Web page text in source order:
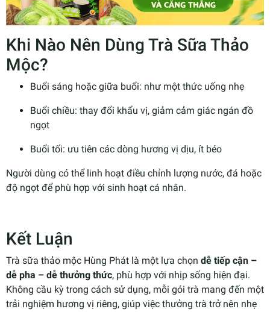
Khi Nào Nên Dùng Trà Sữa Thảo
Mộc?
Buổi sáng hoặc giữa buổi: như một thức uống nhẹ
Buổi chiều: thay đổi khẩu vị, giảm cảm giác ngán đồ
ngọt
Buổi tối: ưu tiên các dòng hương vị dịu, ít béo
Người dùng có thể linh hoạt điều chỉnh lượng nước, đá hoặc
độ ngọt để phù hợp với sinh hoạt cá nhân.
Kết Luận
Trà sữa thảo mộc Hùng Phát là một lựa chọn dễ tiếp cận –
dễ pha – dễ thưởng thức, phù hợp với nhịp sống hiện đại.
Không cầu kỳ trong cách sử dụng, mỗi gói trà mang đến một
trải nghiệm hương vị riêng, giúp việc thưởng trà trở nên nhẹ